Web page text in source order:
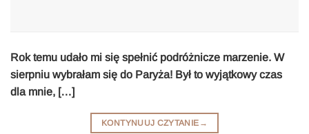
Rok temu udało mi się spełnić podróżnicze marzenie. W
sierpniu wybrałam się do Paryża! Był to wyjątkowy czas
dla mnie, […]
KONTYNUUJ CZYTANIE →